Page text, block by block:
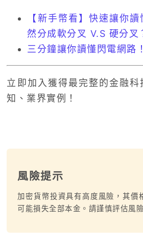
【新手幣看】快速讓你
然分成軟分叉 V.S 硬分叉
三分鐘讓你讀懂閃電網路！
立即加入獲得最完整的金融
知、業界實例！
風險提示
加密貨幣投資具有高度風險，其價
可能損失全部本金。請謹慎評估風險